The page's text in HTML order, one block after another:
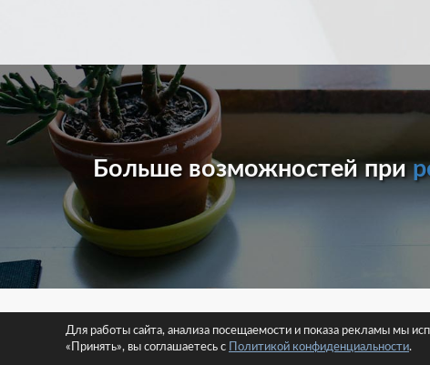
Больше возможностей при
Для работы сайта, анализа посещаемости и показа рекламы мы
«Принять», вы соглашаетесь с
Политикой конфиденциальности.